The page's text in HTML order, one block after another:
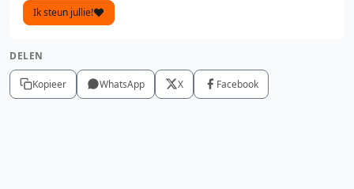
Ik steun jullie!
DELEN
Kopieer WhatsApp X Facebook